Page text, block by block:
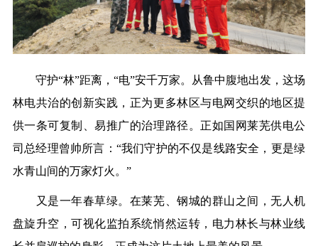
守护“林”距离，“电”安千万家。从鲁中腹地出发，这场
林电共治的创新实践，正为更多林区与电网交织的地区提
供一条可复制、易推广的治理路径。正如国网莱芜供电公
司总经理曾帅所言：“我们守护的不仅是线路安全，更是绿
水青山间的万家灯火。”
又是一年春草绿。在莱芜、钢城的群山之间，无人机
盘旋升空，可视化监拍系统悄然运转，电力林长与林业线